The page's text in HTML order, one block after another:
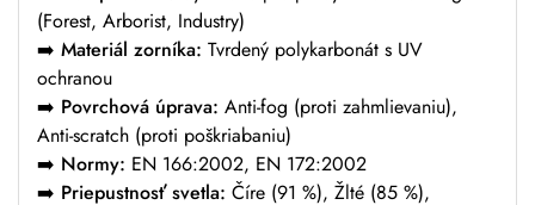
(Forest, Arborist, Industry)
➡️ Materiál zorníka: Tvrdený polykarbonát s UV
ochranou
➡️ Povrchová úprava: Anti-fog (proti zahmlievaniu),
Anti-scratch (proti poškriabaniu)
➡️ Normy: EN 166:2002, EN 172:2002
➡️ Priepustnosť svetla: Číre (91 %), Žlté (85 %),